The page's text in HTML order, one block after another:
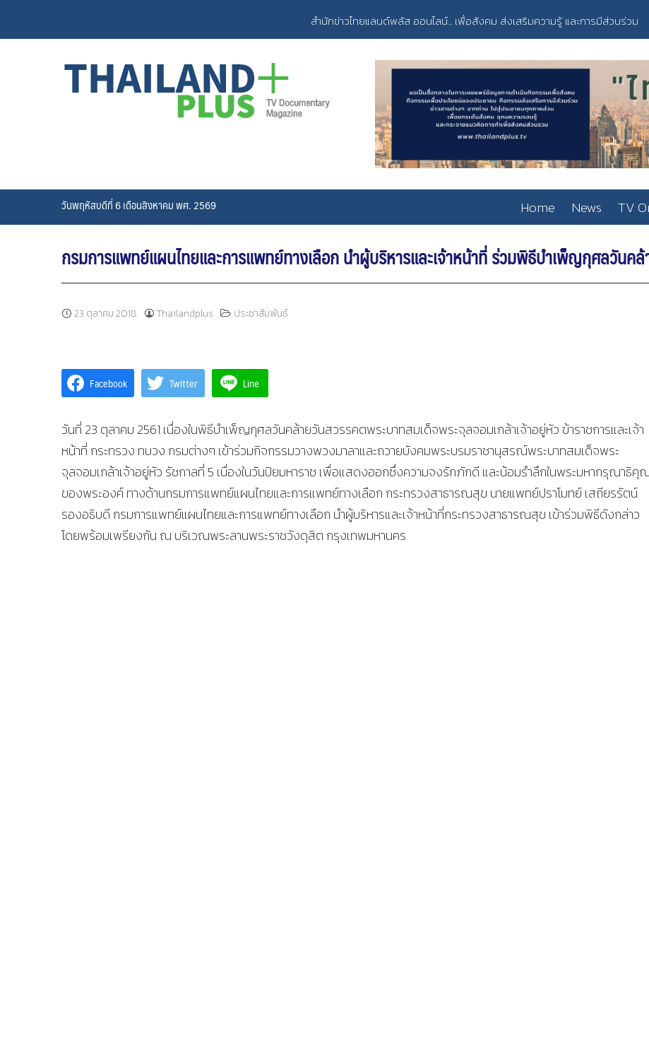
content
สำนักข่าวไทยแลนด์พลัส ออนไลน์... เพื่อสังคม ส่งเสริมความรู้ และการมีส่วนร่วม
วันพฤหัสบดีที่ 6 เดือนสิงหาคม พศ. 2569 Home News TV
กรมการแพทย์แผนไทยและการแพทย์ทางเลือก นำผู้บริหารและเจ้าหน้าที่ ร่วมพิธีบำเพ็ญกุศลวันค
23 ตุลาคม 2018 Thailandplus ประชาสัมพันธ์
Facebook Twitter Line
วันที่ 23 ตุลาคม 2561 เนื่องในพิธีบำเพ็ญกุศลวันคล้ายวันสวรรคตพระบาทสมเด็จพระจุลจอมเกล้าเจ้าอยู่หัว ข้าราชการและเจ้า
หน้าที่ กระทรวง ทบวง กรมต่างๆ เข้าร่วมกิจกรรมวางพวงมาลาและถวายบังคมพระบรมราชานุสรณ์พระบาทสมเด็จพระ
จุลจอมเกล้าเจ้าอยู่หัว รัชกาลที่ 5 เนื่องในวันปิยมหาราช เพื่อแสดงออกซึ่งความจงรักภักดี และน้อมรำลึกในพระมหากรุณาธิคุ
ของพระองค์ ทางด้านกรมการแพทย์แผนไทยและการแพทย์ทางเลือก กระทรวงสาธารณสุข นายแพทย์ปราโมทย์ เสถียรรัตน์
รองอธิบดี กรมการแพทย์แผนไทยและการแพทย์ทางเลือก นำผู้บริหารและเจ้าหน้าที่กระทรวงสาธารณสุข เข้าร่วมพิธีดังกล่าว
โดยพร้อมเพรียงกัน ณ บริเวณพระลานพระราชวังดุสิต กรุงเทพมหานคร